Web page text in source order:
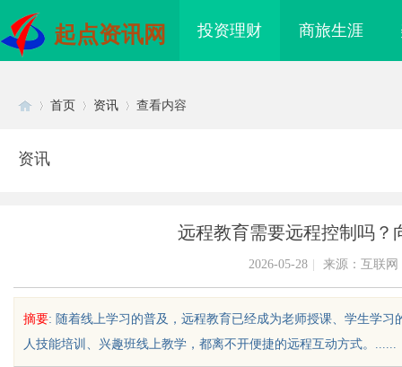
起点资讯网 投资理财 商旅生涯
首页 资讯 查看内容
资讯
远程教育需要远程控制吗？
2026-05-28 来源：互联网
摘要: 随着线上学习的普及，远程教育已经成为老师授课、学生学
人技能培训、兴趣班线上教学，都离不开便捷的远程互动方式。......